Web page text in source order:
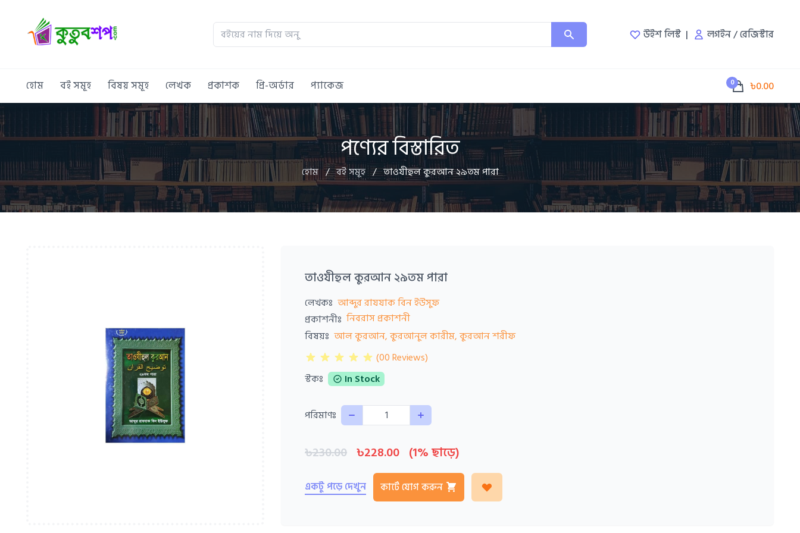
উইশ লিস্ট লগইন/রেজিস্টার
হোম বই সমূহ বিষয় সমূহ লেখক প্রকাশক প্রি-অর্ডার প্যাকেজ 0 ৳0.00
পণ্যের বিস্তারিত
হোম / বই সমূহ / তাওযীহুল কুরআন ২৯তম পারা
তাওযীহুল কুরআন ২৯তম পারা
লেখকঃ আব্দুর রাযযাক বিন ইউসুফ
প্রকাশনীঃ নিবরাস প্রকাশনী
বিষয়ঃ আল কুরআন, কুরআনুল কারীম, কুরআন শরীফ
(00 Reviews)
স্টকঃ
In Stock
পরিমাণঃ Quantity
৳230.00 ৳228.00 (1% ছাড়ে)
একটু পড়ে দেখুন কার্টে যোগ করুন